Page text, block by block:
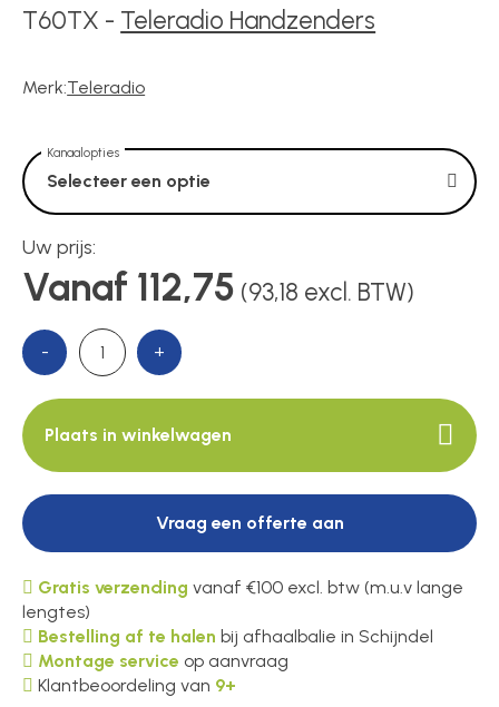
Toegangsverlening
Voedingen
Over ons
Contact
T60TX - Teleradio Handzenders
Merk:Teleradio
Kanaalopties
Selecteer een optie
Uw prijs:
Vanaf 112,75 (93,18 excl. BTW)
- +
Plaats in winkelwagen
Vraag een offerte aan
Gratis verzending vanaf €100 excl. btw (m.u.v lange
lengtes)
Bestelling af te halen bij afhaalbalie in Schijndel
Montage service op aanvraag
Klantbeoordeling van 9+